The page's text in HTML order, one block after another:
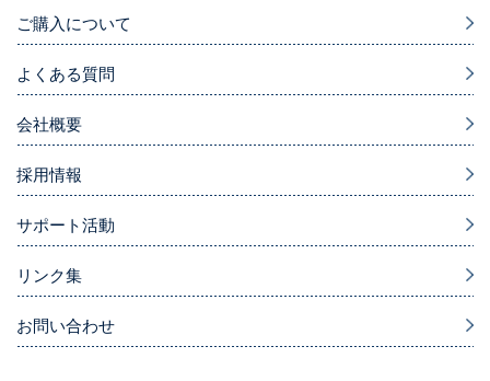
ご購入について
よくある質問
会社概要
採用情報
サポート活動
リンク集
お問い合わせ